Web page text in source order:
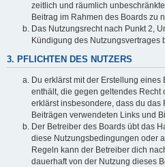
zeitlich und räumlich
Beitrag im Rahmen des Boards zu
Das Nutzungsrecht nach Punkt 2,
Kündigung des Nutzungsvertrages
3. PFLICHTEN DES NUTZERS
Du erklärst mit der Erstellung eines
enthält, die gegen geltendes Recht
erklärst insbesondere, dass du das
Beiträgen verwendeten Links und
Der Betreiber des Boards übt das
diese Nutzungsbedingungen oder
Regeln kann der Betreiber dich
dauerhaft von der Nutzung dieses